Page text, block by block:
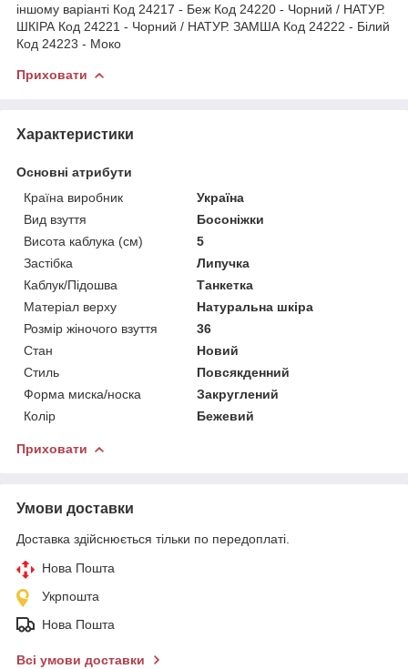
іншому варіанті Код 24217 - Беж Код 24220 - Чорний / НАТУР.
ШКІРА Код 24221 - Чорний / НАТУР. ЗАМША Код 24222 - Білий
Код 24223 - Моко
Приховати
Характеристики
Основні атрибути
Країна виробник
Україна
Вид взуття
Босоніжки
Висота каблука (см)
5
Застібка
Липучка
Каблук/Підошва
Танкетка
Матеріал верху
Натуральна шкіра
Розмір жіночого взуття
36
Стан
Новий
Стиль
Повсякденний
Форма миска/носка
Закруглений
Колір
Бежевий
Приховати
Умови доставки
Доставка здійснюється тільки по передоплаті.
Нова Пошта
Укрпошта
Нова Пошта
Всі умови доставки